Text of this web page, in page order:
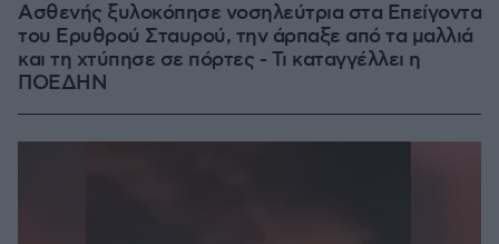
Ασθενής ξυλοκόπησε νοσηλεύτρια στα Επείγοντα
του Ερυθρού Σταυρού, την άρπαξε από τα μαλλιά
και τη χτύπησε σε πόρτες - Τι καταγγέλλει η
ΠΟΕΔΗΝ